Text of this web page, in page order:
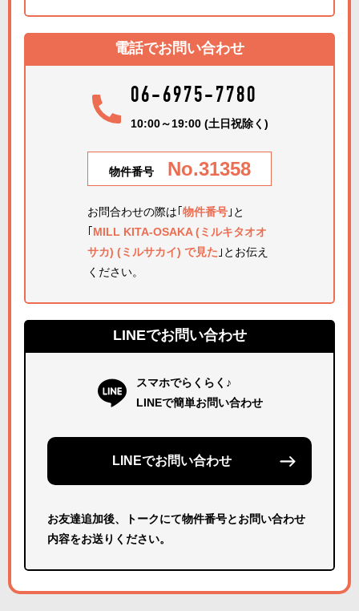
電話でお問い合わせ
06-6975-7780
10:00～19:00 (土日祝除く)
物件番号 No.31358
お問合わせの際は｢ 物件番号 ｣と
MILL KITA-OSAKA (ミルキタオオ
サカ) (ミルサカイ) で見た ｣とお伝え
ください。
LINEでお問い合わせ
スマホでらくらく♪
LINEで簡単お問い合わせ
LINEでお問い合わせ
お友達追加後、トークにて物件番号とお問い合わせ
内容をお送りください。